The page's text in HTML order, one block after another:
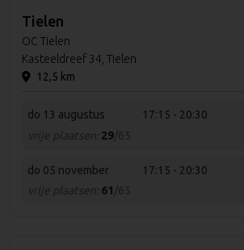
Tielen
OC Tielen
Kasteeldreef 34, Tielen
12,5 km
do 13 augustus
17:15 - 20:30
vrije plaatsen: 29/65
do 05 november
17:15 - 20:30
vrije plaatsen: 61/65